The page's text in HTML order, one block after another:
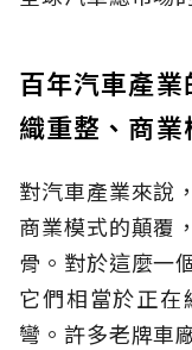
百年汽車產
織重整、商業
對汽車產業來說
商業模式的顛覆
骨。對於這麼一
它們相當於正
彎。許多老牌車